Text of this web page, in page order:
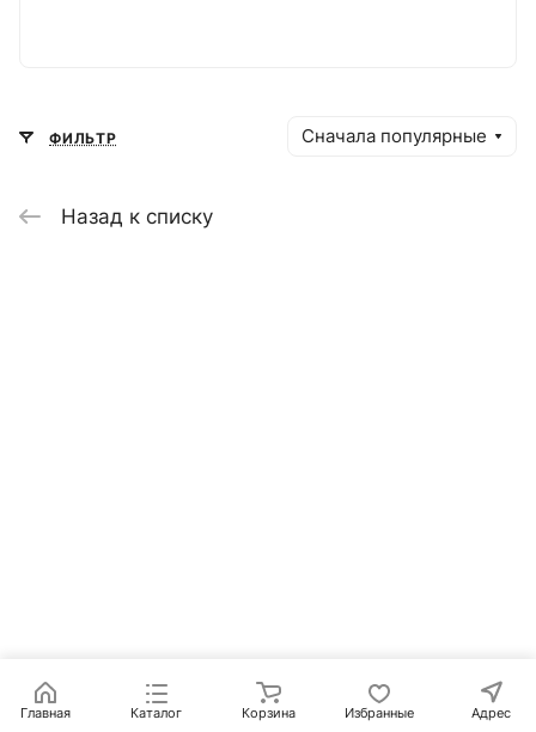
ФИЛЬТР Сначала популярные
Назад к списку
Главная Каталог Корзина Избранные Адрес